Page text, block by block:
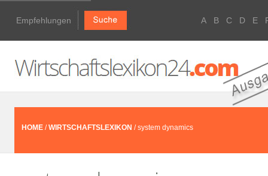
Empfehlungen A B C D E
HOME /WIRTSCHAFTSLEXIKON / system dynamics